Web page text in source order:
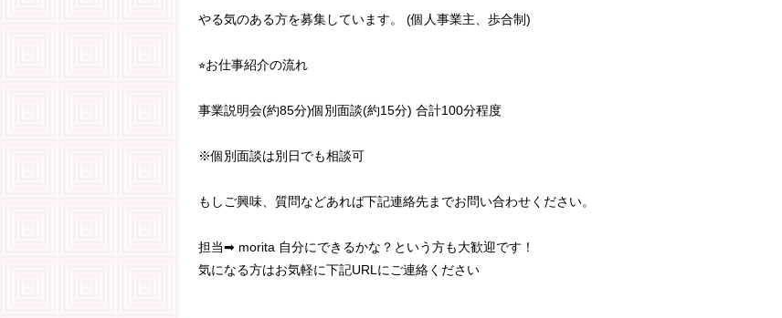
やる気のある方を募集しています。 (個人事業主、歩合制)
⭐︎お仕事紹介の流れ
事業説明会(約85分)個別面談(約15分) 合計100分程度
※個別面談は別日でも相談可
もしご興味、質問などあれば下記連絡先までお問い合わせください。
担当➡︎ morita 自分にできるかな？という方も大歓迎です！
気になる方はお気軽に下記URLにご連絡ください